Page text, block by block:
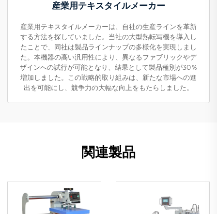
産業用テキスタイルメーカー
産業用テキスタイルメーカーは、自社の生産ラインを革新
する方法を探していました。当社の大型熱転写機を導入し
たことで、同社は製品ラインナップの多様化を実現しまし
た。本機器の高い汎用性により、異なるファブリックやデ
ザインへの試行が可能となり、結果として製品種別が30％
増加しました。この戦略的取り組みは、新たな市場への進
出を可能にし、競争力の大幅な向上をもたらしました。
関連製品